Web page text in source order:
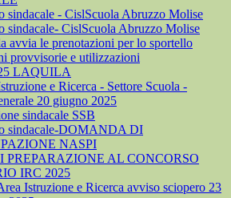
sindacale - CislScuola Abruzzo Molise
sindacale- CislScuola Abruzzo Molise
avvia le prenotazioni per lo sportello
provvisorie e utilizzazioni
LAQUILA
e Ricerca - Settore Scuola -
20 giugno 2025
sindacale SSB
sindacale-DOMANDA DI
NASPI
PREPARAZIONE AL CONCORSO
IRC 2025
Istruzione e Ricerca avviso sciopero 23